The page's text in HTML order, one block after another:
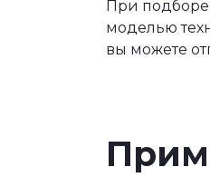
При подборе
моделью
вы можете